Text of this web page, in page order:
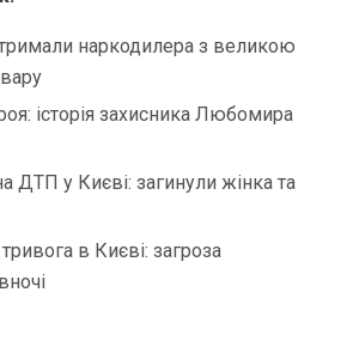
наркодилера з великою
історія захисника Любомира
ДТП у Києві: загинули жінка та
в Києві: загроза